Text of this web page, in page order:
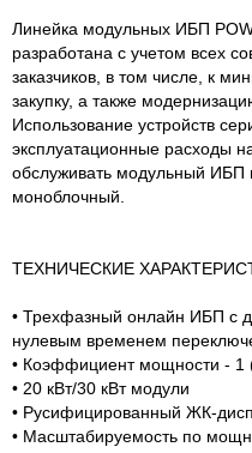
Линейка модульных ИБП
разработана с учетом всех
заказчиков, в том числе, к
закупку, а также
Использование устройств
эксплуатационные расходы
обслуживать модульный
моноблочный.
ТЕХНИЧЕСКИЕ
• Трехфазный онлайн ИБП с
нулевым временем
• Коэффициент мощности - 1
• 20 кВт/30 кВт модули
• Русифицированный ЖК-
• Масштабируемость по